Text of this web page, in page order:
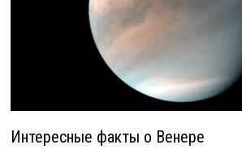
Интересные факты о Венере